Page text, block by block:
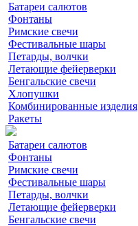
Батареи салютов
Фонтаны
Римские свечи
Фестивальные шары
Петарды, волчки
Летающие фейерверки
Бенгальские свечи
Хлопушки
Комбинированные изделия
Ракеты
Батареи салютов
Фонтаны
Римские свечи
Фестивальные шары
Петарды, волчки
Летающие фейерверки
Бенгальские свечи